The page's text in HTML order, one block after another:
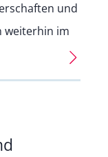
und
weiterhin im